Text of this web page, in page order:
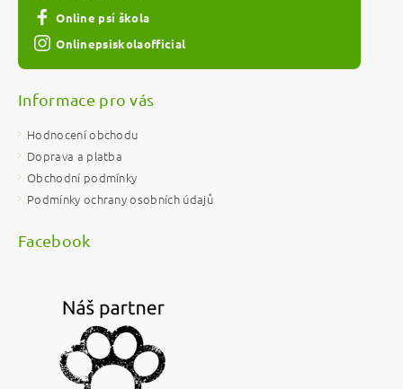
Online psí škola
Onlinepsiskolaofficial
Informace pro vás
Hodnocení obchodu
Doprava a platba
Obchodní podmínky
Podmínky ochrany osobních údajů
Facebook